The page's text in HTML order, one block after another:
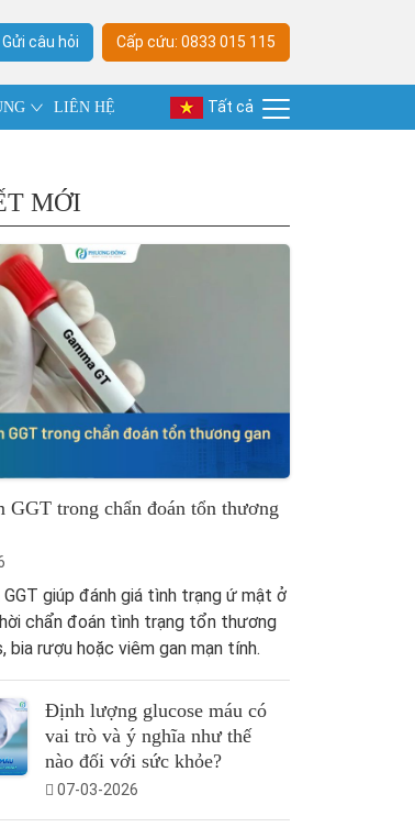
Gửi câu hỏi Cấp cứu: 0833 015 115
LIÊN HỆ Tất cả
MỚI
GGT trong chẩn đoán tổn thương
giúp đánh giá tình trạng ứ mật ở
chẩn đoán tình trạng tổn thương
bia rượu hoặc viêm gan mạn tính.
Định lượng glucose máu có
vai trò và ý nghĩa như thế
nào đối với sức khỏe?
07-03-2026